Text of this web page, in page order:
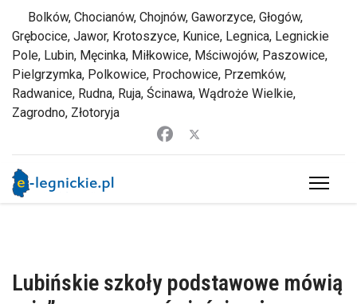
Bolków, Chocianów, Chojnów, Gaworzyce, Głogów,
Grębocice, Jawor, Krotoszyce, Kunice, Legnica, Legnickie
Pole, Lubin, Męcinka, Miłkowice, Mściwojów, Paszowice,
Pielgrzymka, Polkowice, Prochowice, Przemków,
Radwanice, Rudna, Ruja, Ścinawa, Wądroże Wielkie,
Zagrodno, Złotoryja
Lubińskie szkoły podstawowe mówią